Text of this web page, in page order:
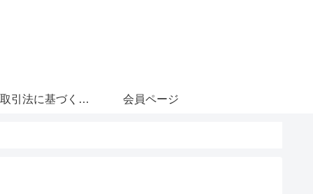
特定商取引法に基づく表記 会員ページ